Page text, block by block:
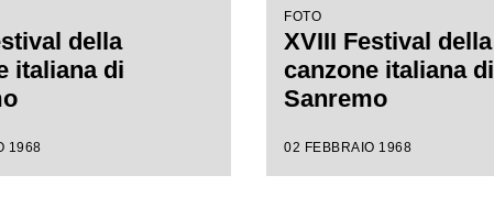
della
italiana di
1968
FOTO
XVIII Festival della
canzone italiana di
Sanremo
02 FEBBRAIO 1968